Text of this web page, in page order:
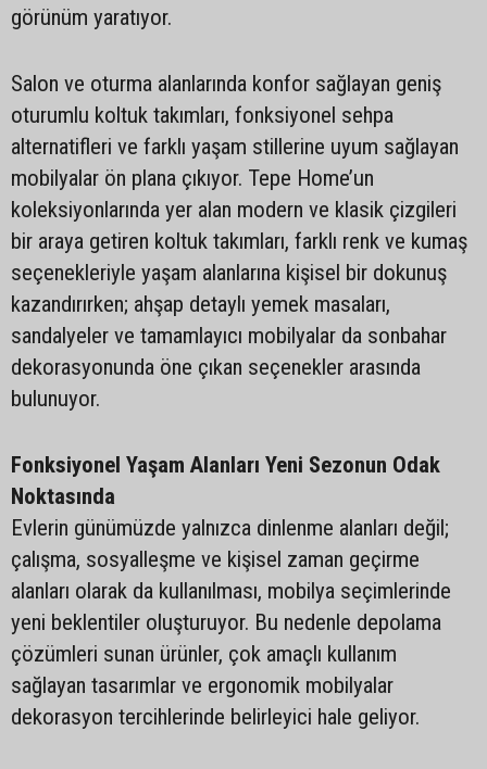
görünüm yaratıyor.
Salon ve oturma alanlarında konfor sağlayan geniş
oturumlu koltuk takımları, fonksiyonel sehpa
alternatifleri ve farklı yaşam stillerine uyum sağlayan
mobilyalar ön plana çıkıyor. Tepe Home’un
koleksiyonlarında yer alan modern ve klasik çizgileri
bir araya getiren koltuk takımları, farklı renk ve kumaş
seçenekleriyle yaşam alanlarına kişisel bir dokunuş
kazandırırken; ahşap detaylı yemek masaları,
sandalyeler ve tamamlayıcı mobilyalar da sonbahar
dekorasyonunda öne çıkan seçenekler arasında
bulunuyor.
Fonksiyonel Yaşam Alanları Yeni Sezonun Odak
Noktasında
Evlerin günümüzde yalnızca dinlenme alanları değil;
çalışma, sosyalleşme ve kişisel zaman geçirme
alanları olarak da kullanılması, mobilya seçimlerinde
yeni beklentiler oluşturuyor. Bu nedenle depolama
çözümleri sunan ürünler, çok amaçlı kullanım
sağlayan tasarımlar ve ergonomik mobilyalar
dekorasyon tercihlerinde belirleyici hale geliyor.